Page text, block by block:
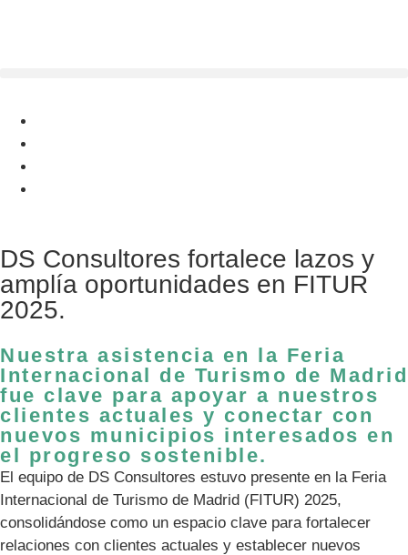
DS Consultores fortalece lazos y
amplía oportunidades en FITUR
2025.
Nuestra asistencia en la Feria
Internacional de Turismo de Madrid
fue clave para apoyar a nuestros
clientes actuales y conectar con
nuevos municipios interesados en
el progreso sostenible.
El equipo de DS Consultores estuvo presente en la Feria
Internacional de Turismo de Madrid (FITUR) 2025,
consolidándose como un espacio clave para fortalecer
relaciones con clientes actuales y establecer nuevos